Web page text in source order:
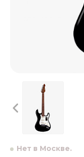
Нет в Москве.